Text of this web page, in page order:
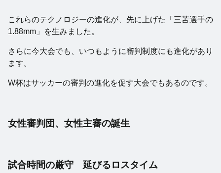
これらのテクノロジーの進化が、先に上げた「三苫選手の
1.88mm」を生みました。
さらに今大会でも、いつもように審判制度にも進化があり
ます。
W杯はサッカーの審判の進化を促す大会でもあるのです。
女性審判団、女性主審の誕生
試合時間の厳守 延びるロスタイム